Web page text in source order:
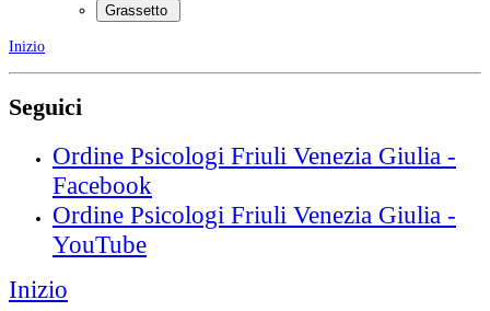
Grassetto
Inizio
Seguici
Ordine Psicologi Friuli Venezia Giulia -
Facebook
Ordine Psicologi Friuli Venezia Giulia -
YouTube
Inizio